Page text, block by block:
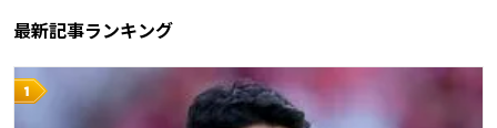
最新記事ランキング